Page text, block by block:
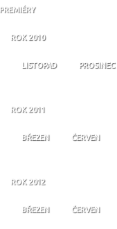
PREMIÉRY
ROK 2010
LISTOPAD PROSINEC
ROK 2011
BŘEZEN ČERVEN
ROK 2012
BŘEZEN ČERVEN